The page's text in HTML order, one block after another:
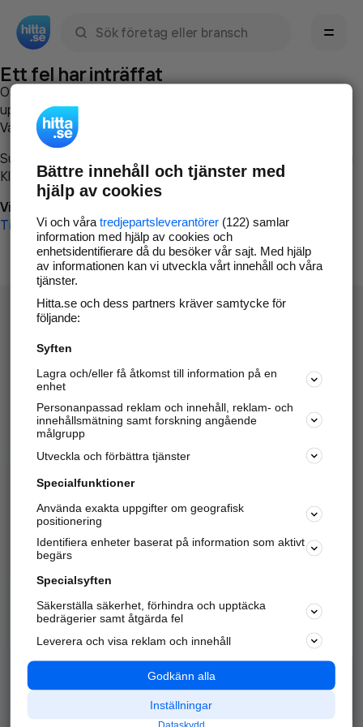
Ett fel har inträffat
Om du vill kan du
uppstod så att vi lättare och snabbare kan avhjälpa det.
Vänligen försök med följande:
Surfa till
Klicka påTillbaka-knappen i webbläsaren och försök igen
Vi beklagar besväret!
Till startsidan
Hitta.se - Gratis nummerupplysning.
Sök företag, personer och platser.
Hitta telefonnummer, adresser, företagsinfo mm.
Marknadsför företaget
Kom igång och annonsera mot
samarbetspartners nära dig.
Alla kategorier
Populära sökningar
API & Kartor
Annonsera
Integritet
Nödnummer
Bättre innehåll och tjänster med
hjälp av cookies
Vi och våra tredjepartsleverantörer(122) samlar
information med hjälp av cookies och
enhetsidentifierare då du besöker vår sajt. Med hjälp
av informationen kan vi utveckla vårt innehåll och våra
tjänster.
Hitta.se och dess partners kräver samtycke för
följande:
Syften
Lagra och/eller få åtkomst till information på en
enhet
Personanpassad reklam och innehåll, reklam- och
innehållsmätning samt forskning angående
målgrupp
Utveckla och förbättra tjänster
Specialfunktioner
Använda exakta uppgifter om geografisk
positionering
Identifiera enheter baserat på information som aktivt
begärs
Specialsyften
Säkerställa säkerhet, förhindra och upptäcka
bedrägerier samt åtgärda fel
Leverera och visa reklam och innehåll
Godkänn alla
Inställningar
Dataskydd